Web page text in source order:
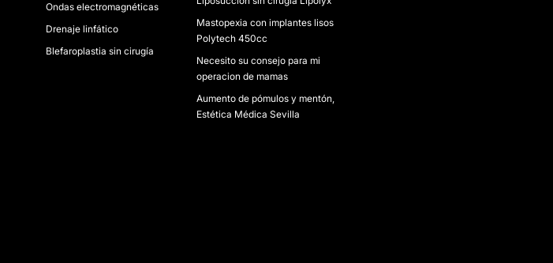
Ondas electromagnéticas
Drenaje linfático
Blefaroplastia sin cirugía
Mastopexia con implantes lisos
Polytech 450cc
Necesito su consejo para mi
operacion de mamas
Aumento de pómulos y mentón,
Estética Médica Sevilla